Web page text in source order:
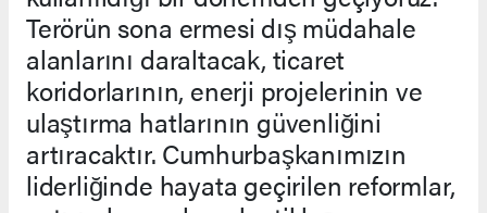
Terörün sona ermesi dış müdahale
alanlarını daraltacak, ticaret
koridorlarının, enerji projelerinin ve
ulaştırma hatlarının güvenliğini
artıracaktır. Cumhurbaşkanımızın
liderliğinde hayata geçirilen reformlar,